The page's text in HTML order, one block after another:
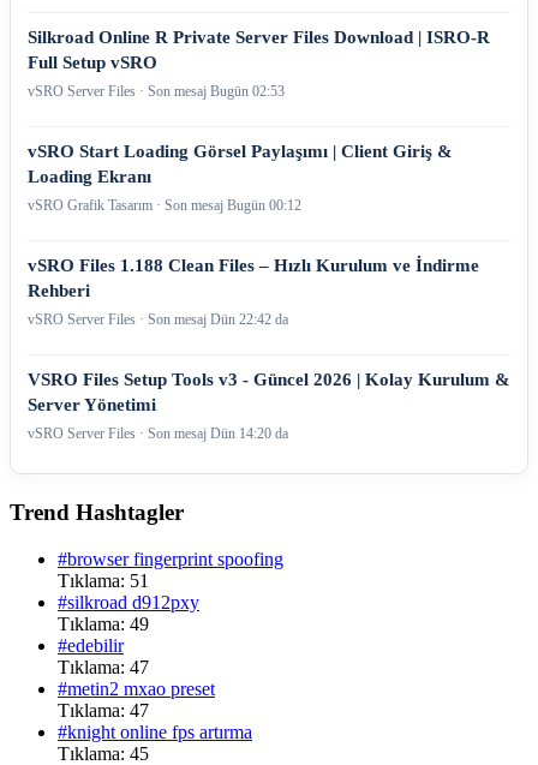
Silkroad Online R Private Server Files Download | ISRO-R
Full Setup vSRO
vSRO Server Files · Son mesaj Bugün 02:53
vSRO Start Loading Görsel Paylaşımı | Client Giriş &
Loading Ekranı
vSRO Grafik Tasarım · Son mesaj Bugün 00:12
vSRO Files 1.188 Clean Files – Hızlı Kurulum ve İndirme
Rehberi
vSRO Server Files · Son mesaj Dün 22:42 da
VSRO Files Setup Tools v3 - Güncel 2026 | Kolay Kurulum &
Server Yönetimi
vSRO Server Files · Son mesaj Dün 14:20 da
Trend Hashtagler
#browser fingerprint spoofing
Tıklama: 51
#silkroad d912pxy
Tıklama: 49
#edebilir
Tıklama: 47
#metin2 mxao preset
Tıklama: 47
#knight online fps artırma
Tıklama: 45